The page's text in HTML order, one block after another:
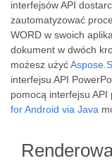
interfejsów API
zautomatyzować
WORD w swoich
dokument w dwóch
możesz użyć
interfejsu API
pomocą interfejsu
for Android via Java